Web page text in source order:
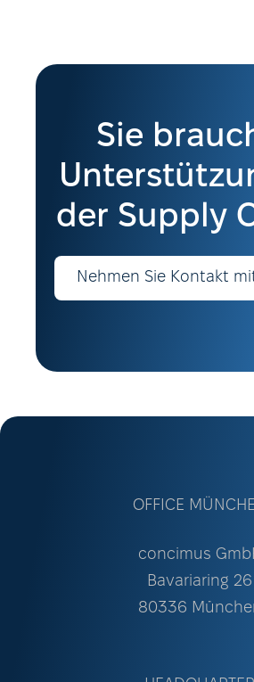
Sie
der Supply
Nehmen Sie Kontakt
OFFICE
concimus
Bavariaring 26
80336